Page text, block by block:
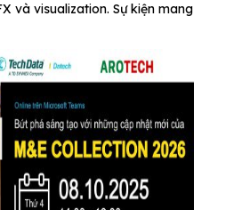
và visualization. Sự kiện mang